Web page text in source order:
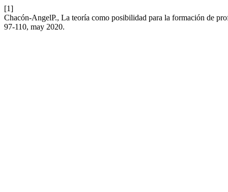
[1]
Chacón-AngelP., La teoría como posibilidad para la formación de
97-110, may 2020.